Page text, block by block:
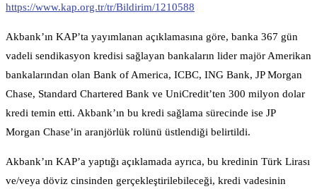
https://www.kap.org.tr/tr/Bildirim/1210588
Akbank’ın KAP’ta yayımlanan açıklamasına göre, banka 367 gün
vadeli sendikasyon kredisi sağlayan bankaların lider majör Amerikan
bankalarından olan Bank of America, ICBC, ING Bank, JP Morgan
Chase, Standard Chartered Bank ve UniCredit’ten 300 milyon dolar
kredi temin etti. Akbank’ın bu kredi sağlama sürecinde ise JP
Morgan Chase’in aranjörlük rolünü üstlendiği belirtildi.
Akbank’ın KAP’a yaptığı açıklamada ayrıca, bu kredinin Türk Lirası
ve/veya döviz cinsinden gerçekleştirilebileceği, kredi vadesinin